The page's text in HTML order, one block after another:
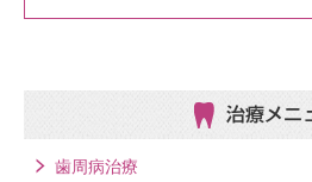
治療メニ
歯周病治療